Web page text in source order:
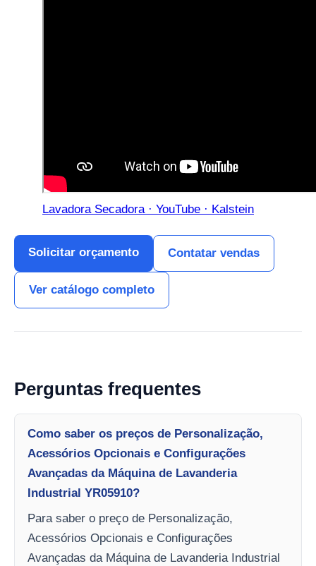
Lavadora Secadora · YouTube · Kalstein
Solicitar orçamento Contatar vendas
Ver catálogo completo
Perguntas frequentes
Como saber os preços de Personalização,
Acessórios Opcionais e Configurações
Avançadas da Máquina de Lavanderia
Industrial YR05910?
Para saber o preço de Personalização,
Acessórios Opcionais e Configurações
Avançadas da Máquina de Lavanderia Industrial